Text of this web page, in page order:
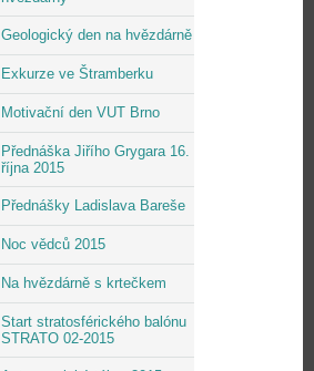
Geologický den na hvězdárně
Exkurze ve Štramberku
Motivační den VUT Brno
Přednáška Jiřího Grygara 16.
října 2015
Přednášky Ladislava Bareše
Noc vědců 2015
Na hvězdárně s krtečkem
Start stratosférického balónu
STRATO 02-2015